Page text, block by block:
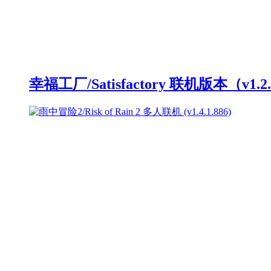
幸福工厂/Satisfactory 联机版本（